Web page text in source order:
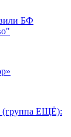
БФ
ЕЩЁ):